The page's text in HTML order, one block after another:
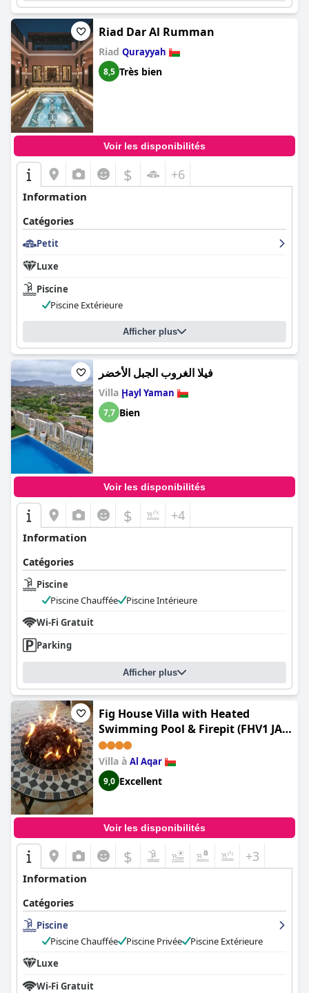
Riad Dar Al Rumman
Riad Qurayyah
8,5 Très bien
Voir les disponibilités
$ +6
Information
Catégories
Petit
Luxe
Piscine
Piscine Extérieure
Afficher plus
فيلا الغروب الجبل الأخضر
Villa Ḩayl Yaman
7,7 Bien
Voir les disponibilités
$ +4
Information
Catégories
Piscine
Piscine Chauffée
Piscine Intérieure
Wi-Fi Gratuit
Parking
Afficher plus
Fig House Villa with Heated
Swimming Pool & Firepit (FHV1 JA
with Heated Swimming Pool &
Firepit)
Villa à Al Aqar
9,0 Excellent
Voir les disponibilités
$ +3
Information
Catégories
Piscine
Piscine Chauffée
Piscine Privée
Piscine Extérieure
Luxe
Wi-Fi Gratuit